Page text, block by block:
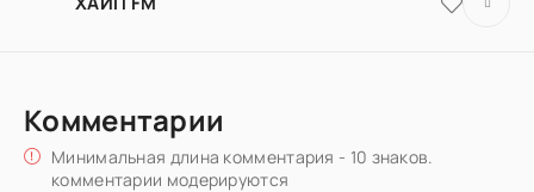
Комментарии
Минимальная длина комментария - 10 знаков.
комментарии модерируются